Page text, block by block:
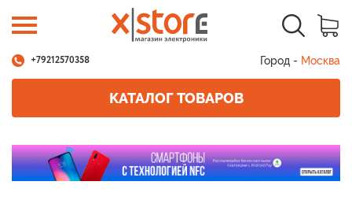
+79212570358 Город - Москва
КАТАЛОГ ТОВАРОВ